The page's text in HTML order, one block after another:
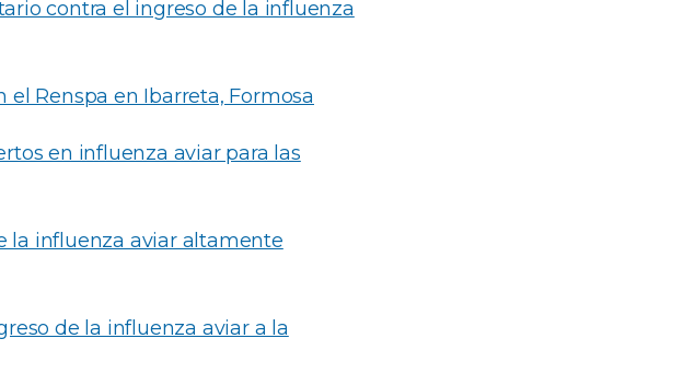
contra el ingreso de la influenza
Renspa en Ibarreta, Formosa
en influenza aviar para las
la influenza aviar altamente
de la influenza aviar a la